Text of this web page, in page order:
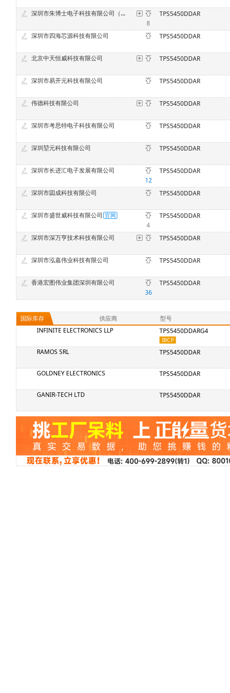
深圳市朱博士电子科技有限公司（原深圳市中意法电子科技有限公司）
8
TPS5450DDAR
深圳市四海芯源科技有限公司 TPS5450DDAR
北京中天恒威科技有限公司 TPS5450DDAR
深圳市易开元科技有限公司 TPS5450DDAR
伟德科技有限公司 TPS5450DDAR
深圳市考思特电子科技有限公司 TPS5450DDAR
深圳堃元科技有限公司 TPS5450DDAR
深圳市长进汇电子发展有限公司
12
TPS5450DDAR
深圳市囸成科技有限公司
TPS5450DDAR
深圳市盛世威科技有限公司
4
TPS5450DDAR
深圳市深万亨技术科技有限公司 TPS5450DDAR
深圳市泓嘉伟业科技有限公司 TPS5450DDAR
香港宏图伟业集团深圳有限公司
36
TPS5450DDAR
国际库存
供应商 型号
INFINITE ELECTRONICS LLP
TPS5450DDARG4
RAMOS SRL
TPS5450DDAR
GOLDNEY ELECTRONICS
TPS5450DDAR
GANIR-TECH LTD
TPS5450DDAR